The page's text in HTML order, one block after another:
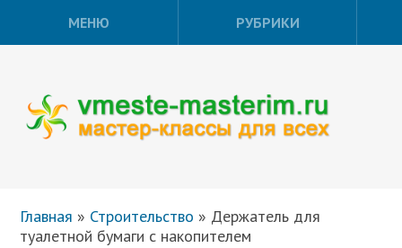
МЕНЮ РУБРИКИ
Главная » Строительство » Держатель для
туалетной бумаги с накопителем